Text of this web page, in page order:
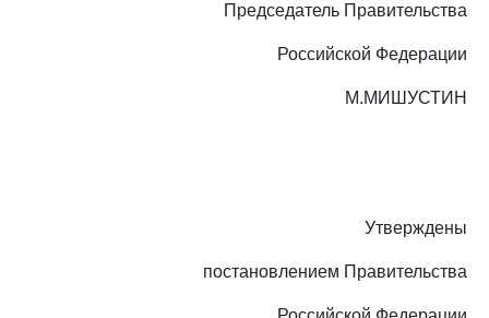
Председатель Правительства
Российской Федерации
М.МИШУСТИН
Утверждены
постановлением Правительства